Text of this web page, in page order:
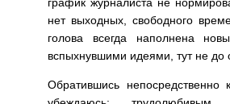
нет выходных, свободного
голова всегда наполнена
вспыхнувшими идеями, тут не до
Обратившись непосредственно